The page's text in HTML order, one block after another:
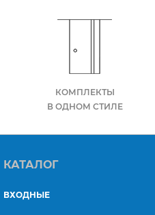
КОМПЛЕКТЫ
В ОДНОМ СТИЛЕ
КАТАЛОГ
ВХОДНЫЕ